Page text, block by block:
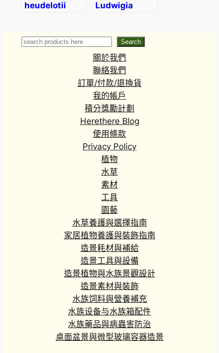
heudelotii
Ludwigia
Search Search
關於我們
聯絡我們
訂單/付款/退換貨
我的帳戶
積分獎勵計劃
Herethere Blog
使用條款
Privacy Policy
植物
水草
素材
工具
園藝
水草養護與選擇指南
家居植物養護與裝飾指南
造景耗材與補給
造景工具與設備
造景植物與水族景觀設計
造景素材與裝飾
水族饲料與營養補充
水族设备与水族箱配件
水族藥品與病蟲害防治
桌面盆景與微型玻璃容器造景